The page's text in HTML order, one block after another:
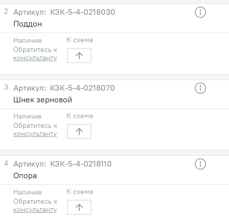
2
КЗК-5-4-0218030
Поддон
Наличие
Обратитесь к
консультанту
К схеме
3
КЗК-5-4-0218070
Шнек зерновой
Наличие
Обратитесь к
консультанту
К схеме
4
КЗК-5-4-0218110
Опора
Наличие
Обратитесь к
консультанту
К схеме